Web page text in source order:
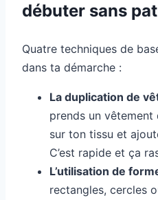
débuter sans
Quatre techniques de
dans ta démarche :
La duplication de
prends un
sur ton tissu et
C’est rapide et ça
L’utilisation de
rectangles, cercles